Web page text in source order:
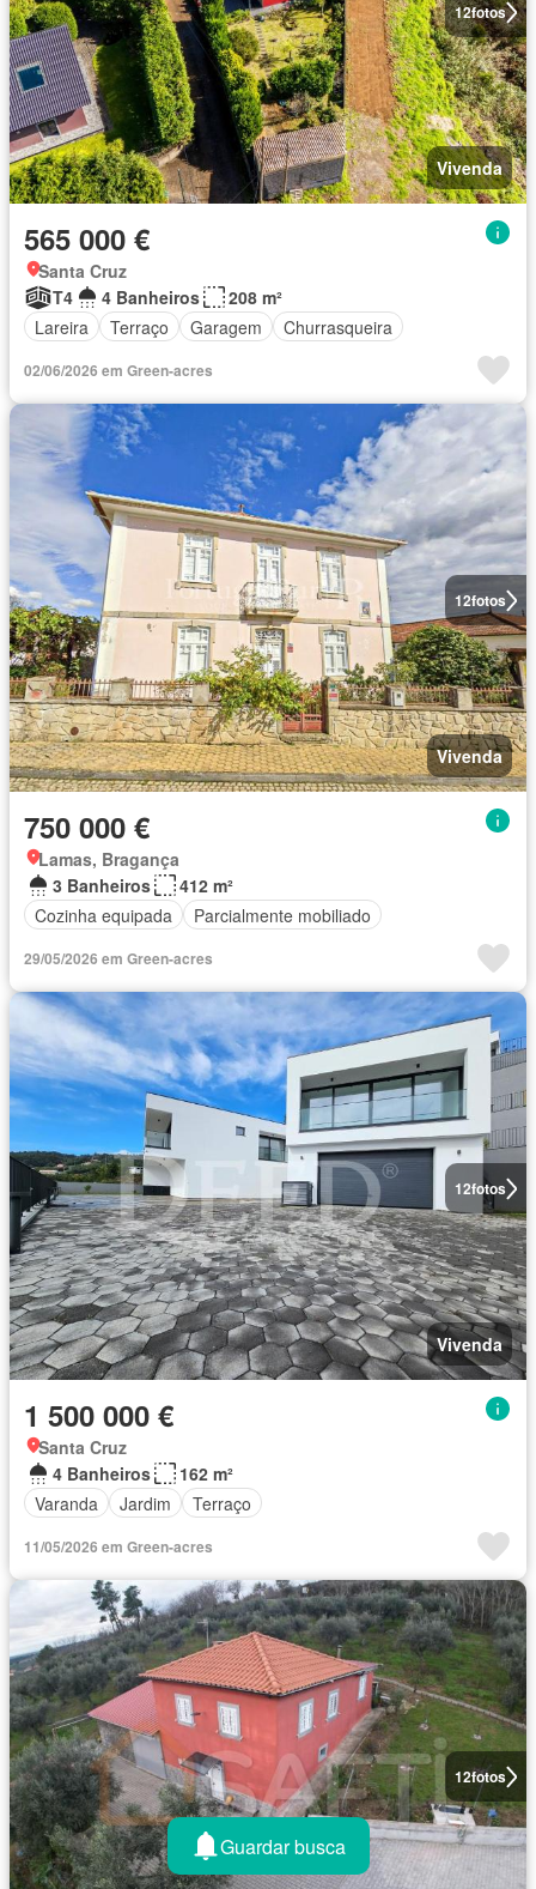
12fotos
Vivenda
565 000 €
Santa Cruz
T4
4 Banheiros
208 m²
Lareira
Terraço Garagem Churrasqueira
02/06/2026 em Green-acres
12fotos
Vivenda
750 000 €
Lamas, Bragança
3 Banheiros
412 m²
Cozinha equipada
Parcialmente mobiliado
29/05/2026 em Green-acres
12fotos
Vivenda
1 500 000 €
Santa Cruz
4 Banheiros
162 m²
Varanda
Jardim Terraço
11/05/2026 em Green-acres
12fotos
Guardar busca